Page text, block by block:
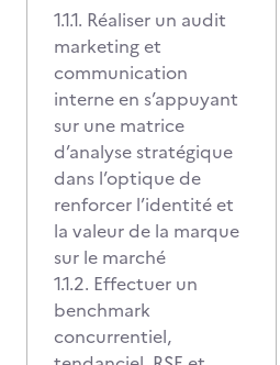
1.1.1. Réaliser un audit
marketing et
communication
interne en s’appuyant
sur une matrice
d’analyse stratégique
dans l’optique de
renforcer l’identité et
la valeur de la marque
sur le marché
1.1.2. Effectuer un
benchmark
concurrentiel,